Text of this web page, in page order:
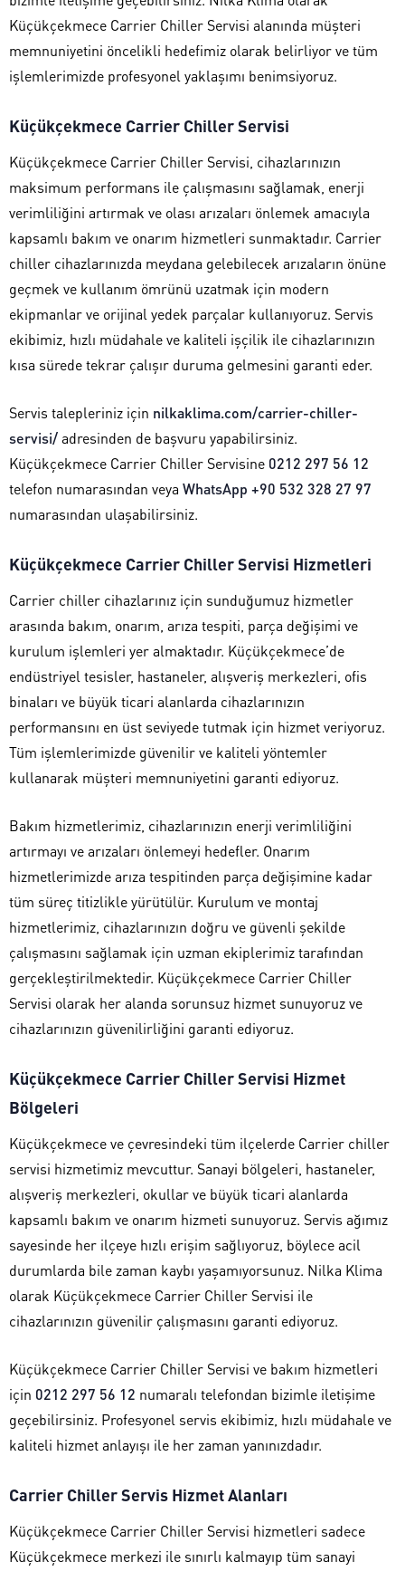
Küçükçekmece Carrier Chiller Servisi alanında müşteri
memnuniyetini öncelikli hedefimiz olarak belirliyor ve tüm
işlemlerimizde profesyonel yaklaşımı benimsiyoruz.
Küçükçekmece Carrier Chiller Servisi
Küçükçekmece Carrier Chiller Servisi, cihazlarınızın
maksimum performans ile çalışmasını sağlamak, enerji
verimliliğini artırmak ve olası arızaları önlemek amacıyla
kapsamlı bakım ve onarım hizmetleri sunmaktadır. Carrier
chiller cihazlarınızda meydana gelebilecek arızaların önüne
geçmek ve kullanım ömrünü uzatmak için modern
ekipmanlar ve orijinal yedek parçalar kullanıyoruz. Servis
ekibimiz, hızlı müdahale ve kaliteli işçilik ile cihazlarınızın
kısa sürede tekrar çalışır duruma gelmesini garanti eder.
Servis talepleriniz için nilkaklima.com/carrier-chiller-
servisi/adresinden de başvuru yapabilirsiniz.
Küçükçekmece Carrier Chiller Servisine 0212 297 56 12
telefon numarasından veya WhatsApp +90 532 328 27 97
numarasından ulaşabilirsiniz.
Küçükçekmece Carrier Chiller Servisi Hizmetleri
Carrier chiller cihazlarınız için sunduğumuz hizmetler
arasında bakım, onarım, arıza tespiti, parça değişimi ve
kurulum işlemleri yer almaktadır. Küçükçekmece’de
endüstriyel tesisler, hastaneler, alışveriş merkezleri, ofis
binaları ve büyük ticari alanlarda cihazlarınızın
performansını en üst seviyede tutmak için hizmet veriyoruz.
Tüm işlemlerimizde güvenilir ve kaliteli yöntemler
kullanarak müşteri memnuniyetini garanti ediyoruz.
Bakım hizmetlerimiz, cihazlarınızın enerji verimliliğini
artırmayı ve arızaları önlemeyi hedefler. Onarım
hizmetlerimizde arıza tespitinden parça değişimine kadar
tüm süreç titizlikle yürütülür. Kurulum ve montaj
hizmetlerimiz, cihazlarınızın doğru ve güvenli şekilde
çalışmasını sağlamak için uzman ekiplerimiz tarafından
gerçekleştirilmektedir. Küçükçekmece Carrier Chiller
Servisi olarak her alanda sorunsuz hizmet sunuyoruz ve
cihazlarınızın güvenilirliğini garanti ediyoruz.
Küçükçekmece Carrier Chiller Servisi Hizmet
Bölgeleri
Küçükçekmece ve çevresindeki tüm ilçelerde Carrier chiller
servisi hizmetimiz mevcuttur. Sanayi bölgeleri, hastaneler,
alışveriş merkezleri, okullar ve büyük ticari alanlarda
kapsamlı bakım ve onarım hizmeti sunuyoruz. Servis ağımız
sayesinde her ilçeye hızlı erişim sağlıyoruz, böylece acil
durumlarda bile zaman kaybı yaşamıyorsunuz. Nilka Klima
olarak Küçükçekmece Carrier Chiller Servisi ile
cihazlarınızın güvenilir çalışmasını garanti ediyoruz.
Küçükçekmece Carrier Chiller Servisi ve bakım hizmetleri
için 0212 297 56 12 numaralı telefondan bizimle iletişime
geçebilirsiniz. Profesyonel servis ekibimiz, hızlı müdahale ve
kaliteli hizmet anlayışı ile her zaman yanınızdadır.
Carrier Chiller Servis Hizmet Alanları
Küçükçekmece Carrier Chiller Servisi hizmetleri sadece
Küçükçekmece merkezi ile sınırlı kalmayıp tüm sanayi